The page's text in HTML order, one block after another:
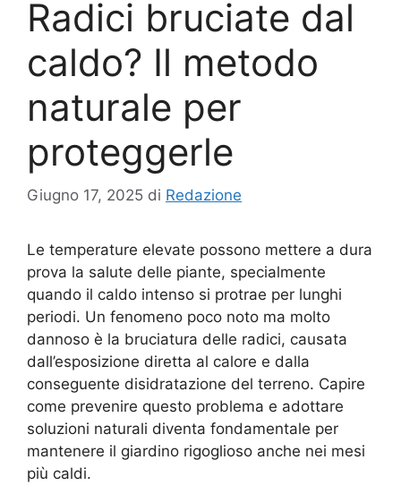
Radici bruciate dal
caldo? Il metodo
naturale per
proteggerle
Giugno 17, 2025 di Redazione
Le temperature elevate possono mettere a dura
prova la salute delle piante, specialmente
quando il caldo intenso si protrae per lunghi
periodi. Un fenomeno poco noto ma molto
dannoso è la bruciatura delle radici, causata
dall’esposizione diretta al calore e dalla
conseguente disidratazione del terreno. Capire
come prevenire questo problema e adottare
soluzioni naturali diventa fondamentale per
mantenere il giardino rigoglioso anche nei mesi
più caldi.